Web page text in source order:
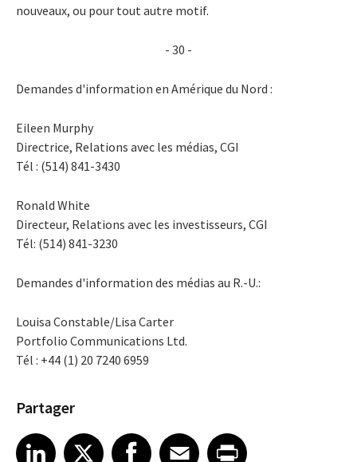
nouveaux, ou pour tout autre motif.
- 30 -
Demandes d'information en Amérique du Nord :
Eileen Murphy
Directrice, Relations avec les médias, CGI
Tél : (514) 841-3430
Ronald White
Directeur, Relations avec les investisseurs, CGI
Tél: (514) 841-3230
Demandes d'information des médias au R.-U.:
Louisa Constable/Lisa Carter
Portfolio Communications Ltd.
Tél : +44 (1) 20 7240 6959
Partager
Share article on LinkedIn
LinkedIn
Share article on XShare article on Facebook
Facebook
Share article on Email
EmailShare article on Print